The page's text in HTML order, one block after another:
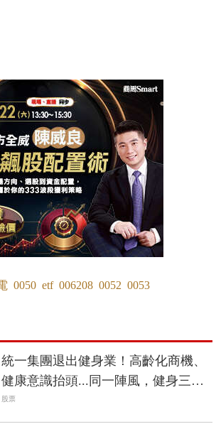
0050 etf 006208 0052 0053
統一集團退出健身業！高齡化商機、
健康意識抬頭...同一陣風，健身三巨
頭命運大不同？
股票